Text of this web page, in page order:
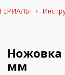
›
Ножовка
мм